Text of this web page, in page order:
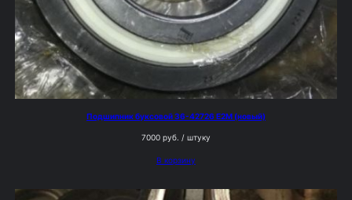
Подшипник буксовой 36-42726 Е2М (новый)
7000 руб. / штуку
В корзину